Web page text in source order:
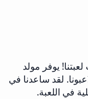
يوفر مولد
لقد ساعدنا في
في اللعبة.